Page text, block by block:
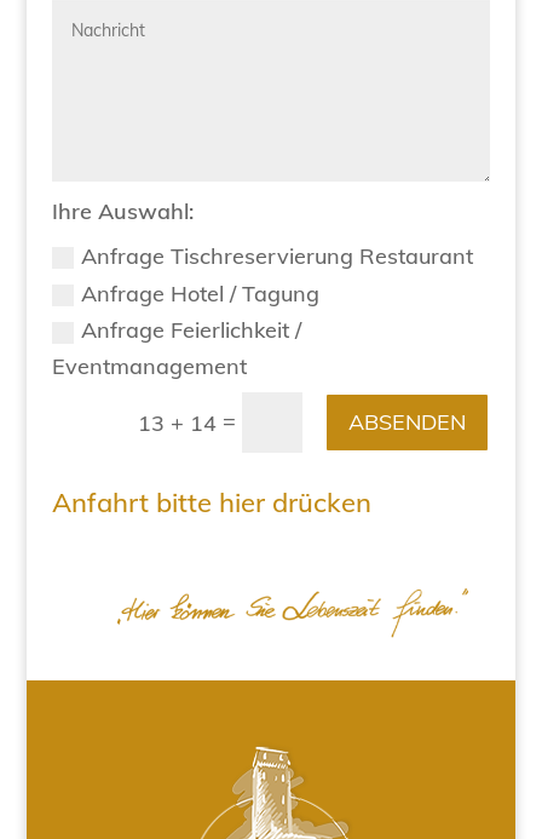
Ihre Auswahl:
Anfrage Tischreservierung Restaurant
Anfrage Hotel / Tagung
Anfrage Feierlichkeit /
Eventmanagement
13 + 14 = ABSENDEN
Anfahrt bitte hier drücken